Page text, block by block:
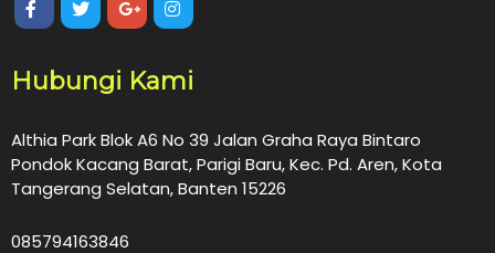
Hubungi Kami
Althia Park Blok A6 No 39 Jalan Graha Raya Bintaro
Pondok Kacang Barat, Parigi Baru, Kec. Pd. Aren, Kota
Tangerang Selatan, Banten 15226
085794163846